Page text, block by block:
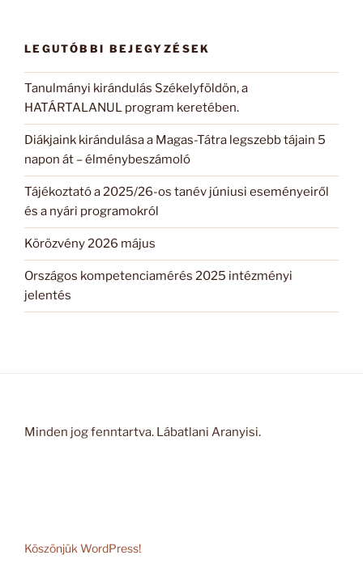
LEGUTÓBBI BEJEGYZÉSEK
Tanulmányi kirándulás Székelyföldön, a
HATÁRTALANUL program keretében.
Diákjaink kirándulása a Magas-Tátra legszebb tájain 5
napon át – élménybeszámoló
Tájékoztató a 2025/26-os tanév júniusi eseményeiről
és a nyári programokról
Körözvény 2026 május
Országos kompetenciamérés 2025 intézményi
jelentés
Minden jog fenntartva. Lábatlani Aranyisi.
Köszönjük WordPress!